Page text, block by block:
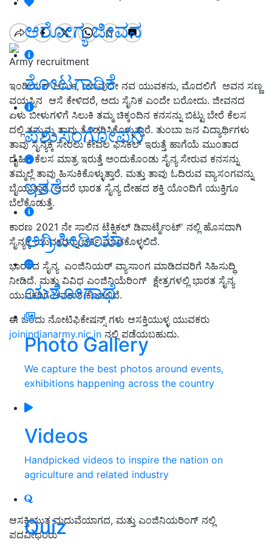
ಆರೋಗ್ಯ ಜೀವನ
ತೋಟಗಾರಿಕೆ
ಪಶುಸಂಗೋಪನೆ
ಇತರೆ
ಅಗ್ರಿಪೀಡಿಯಾ
ಯಶೋಗಾಥೆ
Photo Gallery
We capture the best photos around events,
exhibitions happening across the country
Videos
Handpicked videos to inspire the nation on
agriculture and related industry
Quiz
Army recruitment
ಇಂಡಿಯನ್ ಆರ್ಮಿ, ಯಾವುದೇ ನವ ಯುವಕನು, ಮೊದಲಿಗೆ ಅವನ ಸಣ್ಣ
ವಯಸ್ಸಿನ ಆಸೆ ಕೇಳಿದರೆ, ಅದು ಸೈನಿಕ ಎಂದೇ ಬರೋದು. ಜೀವನದ
ಏಳು ಬೀಳುಗಳಿಗೆ ಸಿಲುಕಿ ತಮ್ಮ ಚಿಕ್ಕಂದಿನ ಕನಸನ್ನು ಬಿಟ್ಟು ಬೇರೆ ಕೆಲಸ
ದಲ್ಲಿ ತಮ್ಮನ್ನು ತಾವು ತೊಡಗಿಸಿಕೊಳ್ಳುತ್ತಾರೆ. ತುಂಬಾ ಜನ ವಿದ್ಯಾರ್ಥಿಗಳು
ತಾವು ಸೈನ್ಯಕ್ಕೆ ಸೇರಲು ಕೇವಲ ಫಿಸಿಕಲ್ ಇರುತ್ತೆ ಹಾಗೆಯೆ ಮುಂತಾದ
ದೈಹಿಕ ಕೆಲಸ ಮಾತ್ರ ಇರುತ್ತೆ ಅಂದುಕೊಂಡು ಸೈನ್ಯ ಸೇರುವ ಕನಸನ್ನು
ತಮ್ಮಲ್ಲೆ ತಾವು ಹಿಸುಕಿಕೊಳ್ಳುತ್ತಾರೆ. ಮತ್ತು ತಾವು ಓದಿರುವ ವ್ಯಾಸಂಗವನ್ನು
ಬೈಯುತ್ತಾರೆ. ಆದರೆ ಭಾರತ ಸೈನ್ಯ ದೇಹದ ಶಕ್ತಿ ಯೊಂದಿಗೆ ಯುಕ್ತಿಗೂ
ಬೆಲೆಕೊಡುತ್ತೆ.
ಕಾರಣ 2021 ನೇ ಸಾಲಿನ ಟೆಕ್ನಿಕಲ್ ಡಿಪಾರ್ಟ್ಮೆಂಟ್' ನಲ್ಲಿ ಹೊಸದಾಗಿ
ಸೈನ್ಯಕ್ಕೆ ಯುವಕರನ್ನು ಭರ್ತಿ ಮಾಡಕೊಳ್ಳಲಿದೆ.
ಭಾರತದ ಸೈನ್ಯ ಎಂಜಿನಿಯರ್ ವ್ಯಾಸಾಂಗ ಮಾಡಿದವರಿಗೆ ಸಿಹಿಸುದ್ಧಿ
ನೀಡಿದೆ. ಮತ್ತು ವಿವಿಧ ಎಂಜಿನಿಯೆರಿಂಗ್ ಕ್ಷೇತ್ರಗಳಲ್ಲಿ ಭಾರತ ಸೈನ್ಯ
ಯುವಕರಿಗೆ ಅವಕಾಶ ಕೊಡಲಿದೆ.
ಈ ಒಂದು ನೋಟಿಫಿಕೇಷನ್ಸ್ ಗಳು ಆಸಕ್ತಿಯುಳ್ಳ ಯುವಕರು
joinindianarmy.nic.in ನಲ್ಲಿ ಪಡೆಯಬಹುದು.
ಆಸಕ್ತಿಯುತ ಮದುವೆಯಾಗದ, ಮತ್ತು ಎಂಜಿನಿಯರಿಂಗ್ ನಲ್ಲಿ
ಪದವೀಧರರು